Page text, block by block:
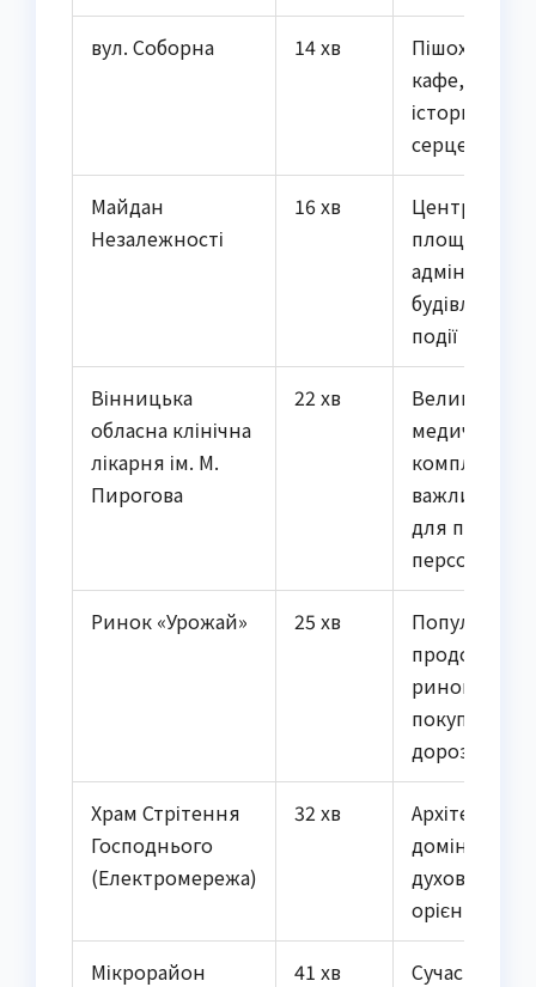
вул. Соборна 14 хв
Пішохідна
кафе,
історична
серцевина
Майдан
Незалежності
16 хв
Центральна
площа,
будівлі,
події
Вінницька
обласна клінічна
лікарня ім. М.
Пирогова
22 хв
Великий
медичний
комплекс,
важливий
для
персоналу
Ринок «Урожай» 25 хв
Популярний
ринок,
покупки по
дорозі
Храм Стрітення
Господнього
(Електромережа)
32 хв
Архітектурна
домінанта,
духовний
орієнтир
Мікрорайон
41 хв
Сучасні